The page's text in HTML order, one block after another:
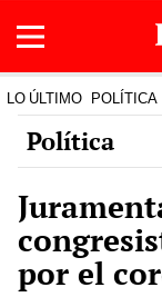
LO ÚLTIMO POLÍTICA
Política
por el